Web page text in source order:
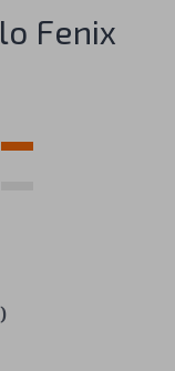
Fenix